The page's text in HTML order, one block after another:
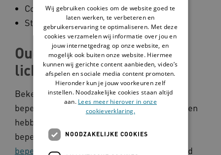
Contact en communicatie
Stimulering
Ouderen met ernstige
lichamelijke beperkingen
Bekend is dat mensen met verstandelijke
beperkingen meer lichamelijke aandoeningen
hebben dan mensen zonder verstandelijke
beperkingen.Ouderen met verstandelijke
beperkingen
krijgen op relatief jonge leeftijd
Wij gebruiken cookies om de website goed te
laten werken, te verbeteren en
gebruikerservaring te optimaliseren. Met deze
cookies verzamelen wij informatie over jou en
jouw internetgedrag op onze website, en
mogelijk ook buiten onze website. Hiermee
kunnen wij gerichte content aanbieden, video’s
afspelen en sociale media content promoten.
Hieronder kun je jouw voorkeuren zelf
instellen. Noodzakelijke cookies staan altijd
aan. Lees meer hierover in onze
cookieverklaring.
NOODZAKELIJKE COOKIES